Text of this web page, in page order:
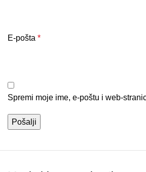
E-pošta *
Spremi moje ime, e-poštu i web-